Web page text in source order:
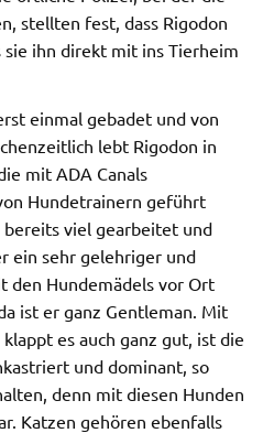
stellten fest, dass Rigodon
sie ihn direkt mit ins Tierheim
einmal gebadet und von
lebt Rigodon in
mit ADA Canals
Hundetrainern geführt
viel gearbeitet und
ein sehr gelehriger und
den Hundemädels vor Ort
ist er ganz Gentleman. Mit
es auch ganz gut, ist die
und dominant, so
denn mit diesen Hunden
Katzen gehören ebenfalls